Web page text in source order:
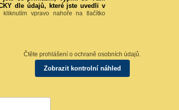
dle údajů, které jste uvedli v
kliknutím vpravo nahoře na tlačítko
Čtěte prohlášení o ochraně osobních údajů.